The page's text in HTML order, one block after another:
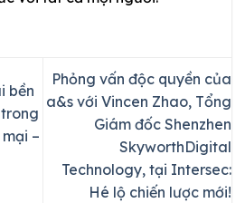
bền
–
Phỏng vấn độc quyền của
a&s với Vincen Zhao, Tổng
Giám đốc Shenzhen
SkyworthDigital
Technology, tại Intersec:
Hé lộ chiến lược mới!